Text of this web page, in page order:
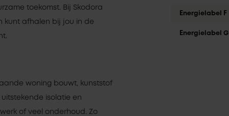
toekomst. Bij Skodora
kunt afhalen bij jou in de
Energielabel F
Energielabel G
woning bouwt, kunststof
isolatie en
of veel onderhoud. Zo